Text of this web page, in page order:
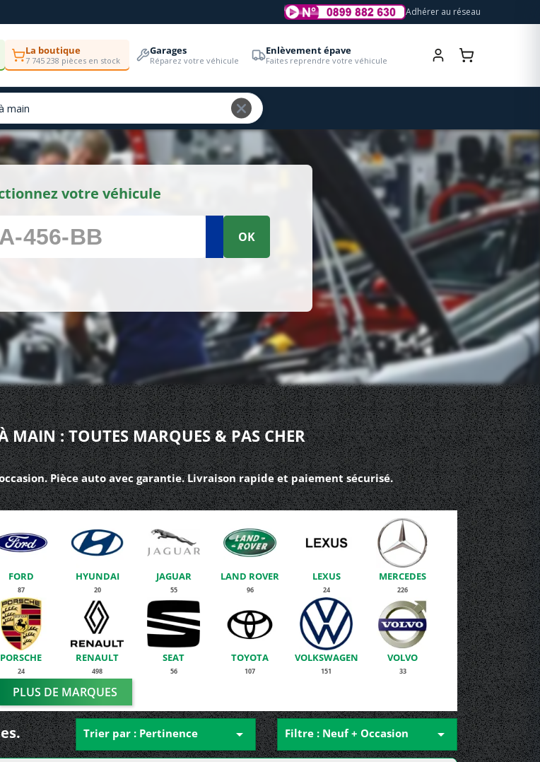
Adhérer au réseau
La boutique
7 745 238 pièces en stock
Garages
Réparez votre véhicule
Enlèvement épave
Faites reprendre votre véhicule
votre véhicule
OK
MAIN : TOUTES MARQUES & PAS CHER
Pièce auto avec garantie. Livraison rapide et paiement sécurisé.
FORD
87
HYUNDAI
20
JAGUAR
55
LAND ROVER
96
LEXUS
24
MERCEDES
226
PORSCHE
24
RENAULT
498
SEAT
56
TOYOTA
107
VOLKSWAGEN
151
VOLVO
33
PLUS DE MARQUES
Trier par : Pertinence  Filtre : Neuf + Occasion 